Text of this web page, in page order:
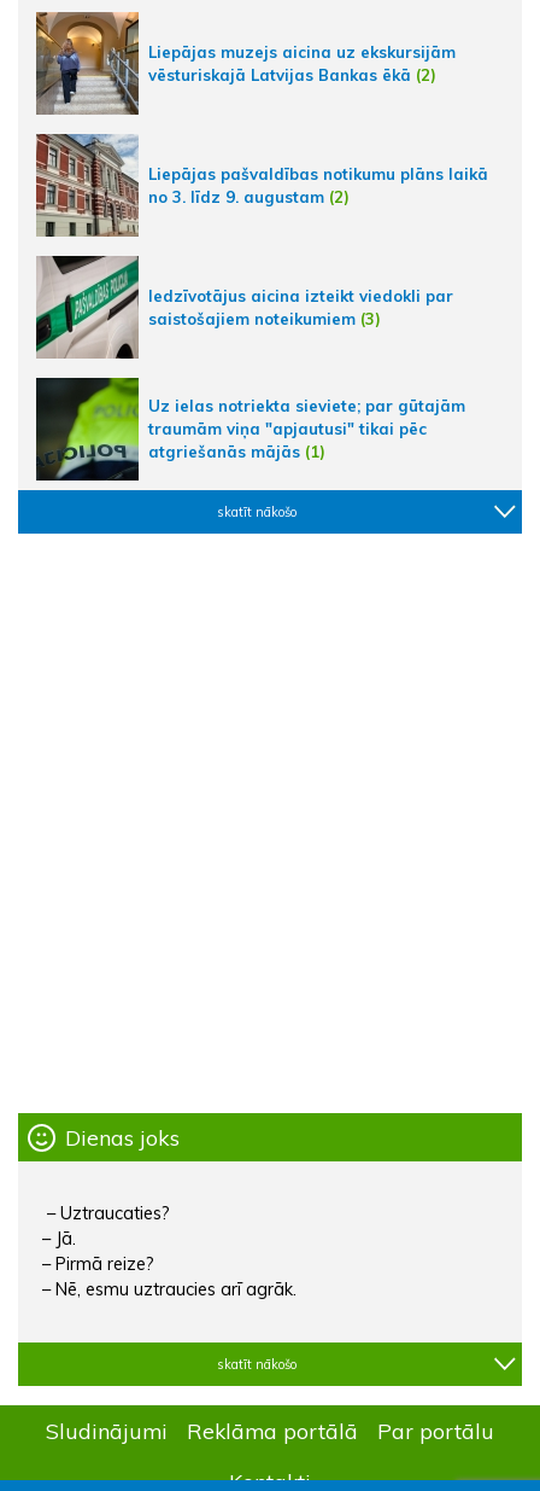
Liepājas muzejs aicina uz ekskursijām
vēsturiskajā Latvijas Bankas ēkā (2)
Liepājas pašvaldības notikumu plāns laikā
no 3. līdz 9. augustam (2)
Iedzīvotājus aicina izteikt viedokli par
saistošajiem noteikumiem (3)
Uz ielas notriekta sieviete; par gūtajām
traumām viņa "apjautusi" tikai pēc
atgriešanās mājās (1)
skatīt nākošo
Dienas joks
– Uztraucaties?
– Jā.
– Pirmā reize?
– Nē, esmu uztraucies arī agrāk.
skatīt nākošo
Sludinājumi Reklāma portālā
Par portālu
Kontakti